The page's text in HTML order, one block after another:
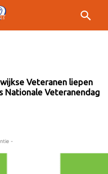
Veteranen liepen
Nationale Veteranendag
-